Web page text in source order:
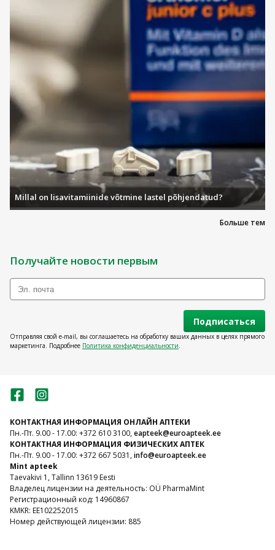
Больше тем
Millal on lisavitamiinide võtmine lastel põhjendatud?
Получайте новости первым
Подписаться
Отправляя свой e-mail, вы соглашаетесь на обработку ваших данных в целях прямого
маркетинга. Подробнее Политика конфиденциальности.
КОНТАКТНАЯ ИНФОРМАЦИЯ ОНЛАЙН АПТЕКИ
Пн.-Пт. 9.00 - 17.00: +372 610 3100,eapteek@euroapteek.ee
КОНТАКТНАЯ ИНФОРМАЦИЯ ФИЗИЧЕСКИХ АПТЕК
Пн.-Пт. 9.00 - 17.00: +372 667 5031,info@euroapteek.ee
Mint apteek
Taevakivi 1, Tallinn 13619 Eesti
Владелец лицензии на деятельность: OÜ PharmaMint
Регистрационный код: 14960867
KMKR: EE102252015
Номер действующей лицензии: 885